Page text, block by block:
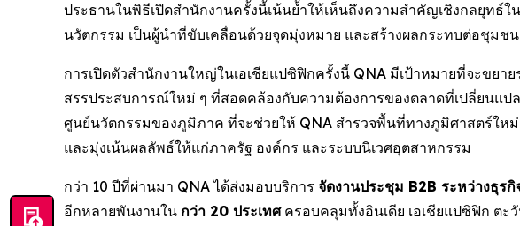
ประธานในพิธีเปิดสำนักงานครั้งนี้เน้นย้ำให้เห็นถึงความสำคัญเชิงกลยุทธ์
นวัตกรรม เป็นผู้นำที่ขับเคลื่อนด้วยจุดมุ่งหมาย และสร้างผลกระทบต่อชุมชน
การเปิดตัวสำนักงานใหญ่ในเอเชียแปซิฟิกครั้งนี้ QNA มีเป้าหมายที่จะขย
สรรประสบการณ์ใหม่ ๆ ที่สอดคล้องกับความต้องการของตลาดที่เปลี่ยนแ
ศูนย์นวัตกรรมของภูมิภาค ที่จะช่วยให้ QNA สำรวจพื้นที่ทางภูมิศาสตร์ให
และมุ่งเน้นผลลัพธ์ให้แก่ภาครัฐ องค์กร และระบบนิเวศอุตสาหกรรม
กว่า 10 ปีที่ผ่านมา QNA ได้ส่งมอบบริการ จัดงานประชุม B2B ระหว่างธุร
อีกหลายพันงานใน กว่า 20 ประเทศครอบคลุมทั้งอินเดีย เอเชียแปซิฟิก ตะ